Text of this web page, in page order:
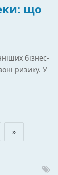
що
бізнес-
ризику. У
»